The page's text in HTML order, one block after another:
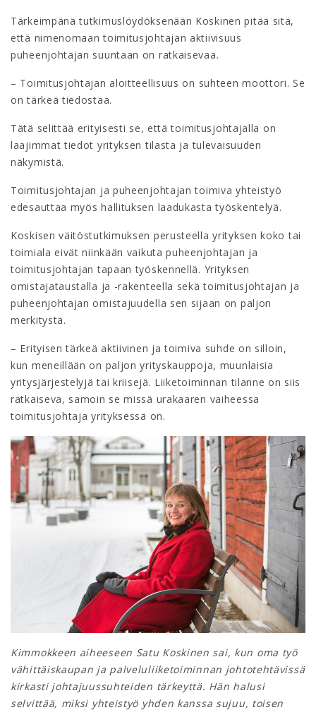
Tärkeimpänä tutkimuslöydöksenään Koskinen pitää sitä,
että nimenomaan toimitusjohtajan aktiivisuus
puheenjohtajan suuntaan on ratkaisevaa.
– Toimitusjohtajan aloitteellisuus on suhteen moottori. Se
on tärkeä tiedostaa.
Tätä selittää erityisesti se, että toimitusjohtajalla on
laajimmat tiedot yrityksen tilasta ja tulevaisuuden
näkymistä.
Toimitusjohtajan ja puheenjohtajan toimiva yhteistyö
edesauttaa myös hallituksen laadukasta työskentelyä.
Koskisen väitöstutkimuksen perusteella yrityksen koko tai
toimiala eivät niinkään vaikuta puheenjohtajan ja
toimitusjohtajan tapaan työskennellä. Yrityksen
omistajataustalla ja -rakenteella sekä toimitusjohtajan ja
puheenjohtajan omistajuudella sen sijaan on paljon
merkitystä.
– Erityisen tärkeä aktiivinen ja toimiva suhde on silloin,
kun meneillään on paljon yrityskauppoja, muunlaisia
yritysjärjestelyjä tai kriisejä. Liiketoiminnan tilanne on siis
ratkaiseva, samoin se missä urakaaren vaiheessa
toimitusjohtaja yrityksessä on.
Kimmokkeen aiheeseen Satu Koskinen sai, kun oma työ
vähittäiskaupan ja palveluliiketoiminnan johtotehtävissä
kirkasti johtajuussuhteiden tärkeyttä. Hän halusi
selvittää, miksi yhteistyö yhden kanssa sujuu, toisen